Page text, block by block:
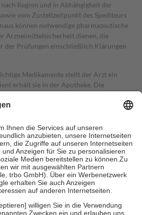
Region und in Abhängigkeit der
vom Zustellzeitpunkt des Spediteurs
können notwendige pharmazeutische
Arzneimittelsicherheit dienen, die
der Prüfungen einschließlich Klärungen
Medikamente stellt der Arzt ein
erhält sie in der Apotheke. Die
trägt einen Teil davon als Zuzahlung
Zuzahlungen in Höhe von zehn
mindestensjedochfünf Euround
sind jedoch nie mehr als die tatsächlichen
entrichten.
auch für Online-Apotheken.
Krankenpflege beträgt die
der Kosten sowie zehn Euro je
Versicherten für ihre eigene Gesundheit zu